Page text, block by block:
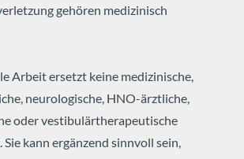
gehören medizinisch
Arbeit ersetzt keine medizinische,
neurologische, HNO-ärztliche,
oder vestibulärtherapeutische
kann ergänzend sinnvoll sein,